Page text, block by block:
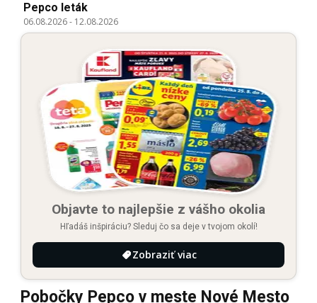
Pepco leták
06.08.2026- 12.08.2026
Objavte to najlepšie z vášho okolia
Hľadáš inšpiráciu? Sleduj čo sa deje v tvojom okolí!
Zobraziť viac
Pobočky Pepco v meste Nové Mesto